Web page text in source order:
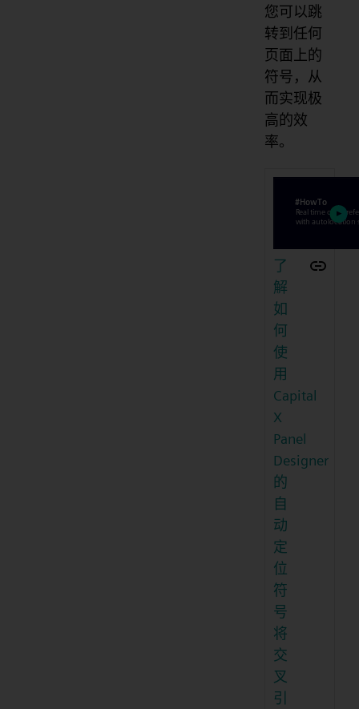
您可以跳
转到任何
页面上的
符号，从
而实现极
高的效
率。
了
解
如
何
使
用
Capital
X
Panel
Designer
的
自
动
定
位
符
号
将
交
叉
引